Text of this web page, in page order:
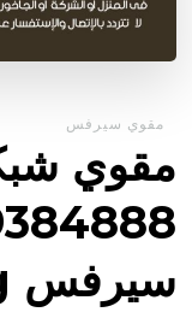
مقوي سيرفس
سيرفس 5g